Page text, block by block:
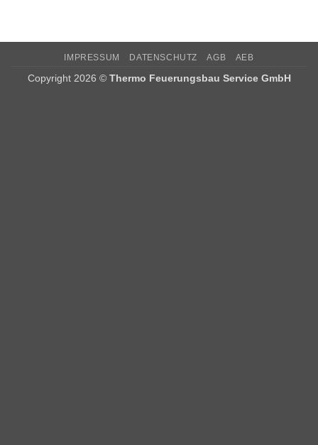
IMPRESSUM DATENSCHUTZ AGB AEB
Copyright 2026 © Thermo Feuerungsbau Service GmbH